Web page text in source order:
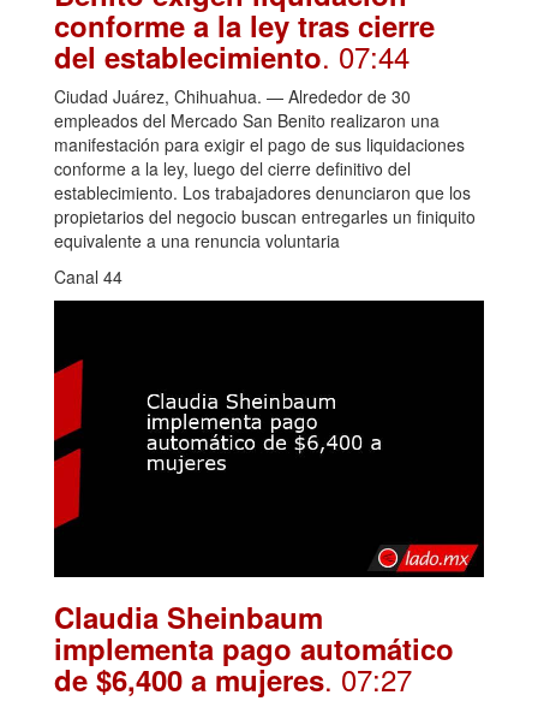
conforme a la ley tras cierre
del establecimiento. 07:44
Ciudad Juárez, Chihuahua. — Alrededor de 30
empleados del Mercado San Benito realizaron una
manifestación para exigir el pago de sus liquidaciones
conforme a la ley, luego del cierre definitivo del
establecimiento. Los trabajadores denunciaron que los
propietarios del negocio buscan entregarles un finiquito
equivalente a una renuncia voluntaria
Canal 44
Claudia Sheinbaum
implementa pago automático
de $6,400 a mujeres. 07:27